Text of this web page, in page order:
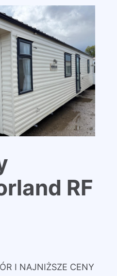
RF
I NAJNIŻSZE CENY